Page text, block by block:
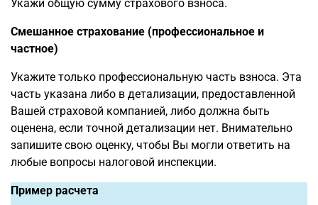
Укажи общую сумму страхового взноса.
Смешанное страхование (профессиональное и
частное)
Укажите только профессиональную часть взноса. Эта
часть указана либо в детализации, предоставленной
Вашей страховой компанией, либо должна быть
оценена, если точной детализации нет. Внимательно
запишите свою оценку, чтобы Вы могли ответить на
любые вопросы налоговой инспекции.
Пример расчета